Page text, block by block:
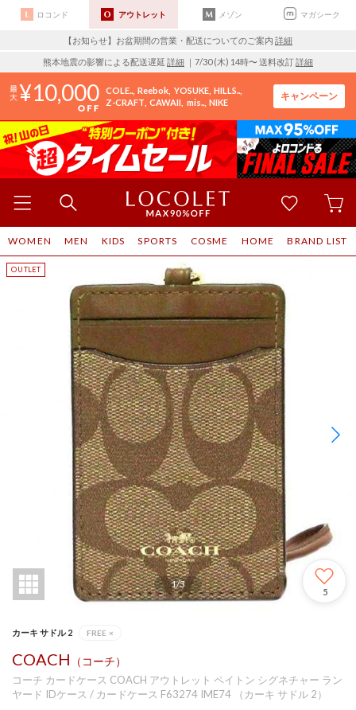
ロコンド アウトレット メゾン マガシーク
【お知らせ】お盆期間の営業・配送についてのご案内 詳細
熊本地震の影響による配送遅延 詳細 ｜7/30 (木) 14時〜 送料改訂詳細
10,000 COLE.. Reebok YOSUKE HILLS..
Z-CRAFT CAWAII mis.. NIKE
キャンペーン
WOMEN MEN KIDS SPORTS COSME HOME BRAND LIST
1/3
5
カーキ サドル 2 FREE ×
COACH （コーチ）
コーチ カードケース COACH アウトレット ペイトン シグネチャー ラン
ヤード IDケース / カードケース F63274 IME74 （カーキ サドル 2）